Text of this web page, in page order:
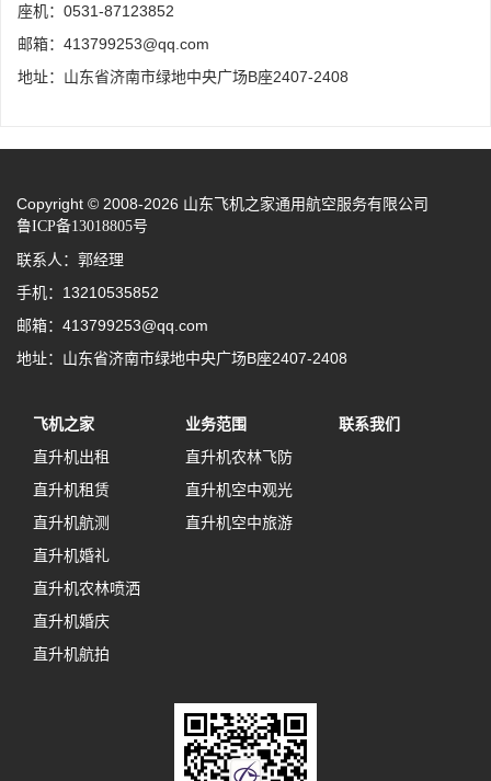
座机：0531-87123852
邮箱：413799253@qq.com
地址：山东省济南市绿地中央广场B座2407-2408
Copyright © 2008-2026 山东飞机之家通用航空服务有限公司
鲁ICP备13018805号
联系人：郭经理
手机：13210535852
邮箱：413799253@qq.com
地址：山东省济南市绿地中央广场B座2407-2408
飞机之家
直升机出租
直升机租赁
直升机航测
直升机婚礼
直升机农林喷洒
直升机婚庆
直升机航拍
业务范围
直升机农林飞防
直升机空中观光
直升机空中旅游
联系我们